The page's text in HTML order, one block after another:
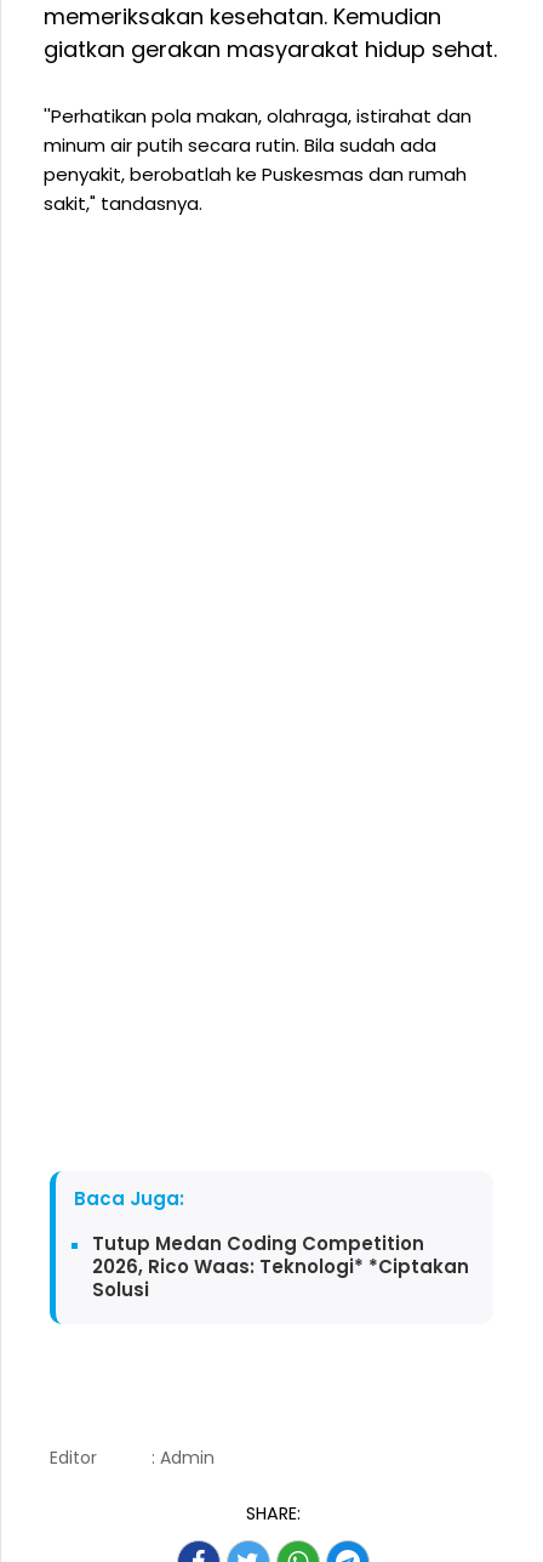
memeriksakan kesehatan. Kemudian
giatkan gerakan masyarakat hidup sehat.
''Perhatikan pola makan, olahraga, istirahat dan
minum air putih secara rutin. Bila sudah ada
penyakit, berobatlah ke Puskesmas dan rumah
sakit," tandasnya.
Baca Juga:
Tutup Medan Coding Competition
2026, Rico Waas: Teknologi* *Ciptakan
Solusi
Editor : Admin
SHARE: